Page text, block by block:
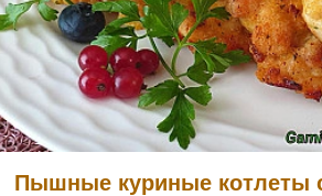
Пышные куриные котлеты